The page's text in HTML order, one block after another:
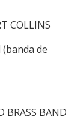
COLLINS
de
BRASS BAND